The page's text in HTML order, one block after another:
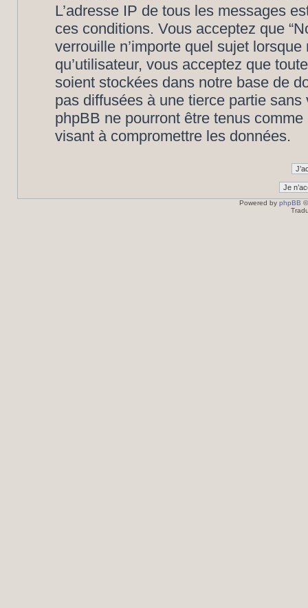
L’adresse IP de tous les messages
ces conditions. Vous acceptez que
verrouille n’importe quel sujet
qu’utilisateur, vous acceptez que
soient stockées dans notre base de
pas diffusées à une tierce partie
phpBB ne pourront être tenus
visant à compromettre les données.
Powered by phpBB